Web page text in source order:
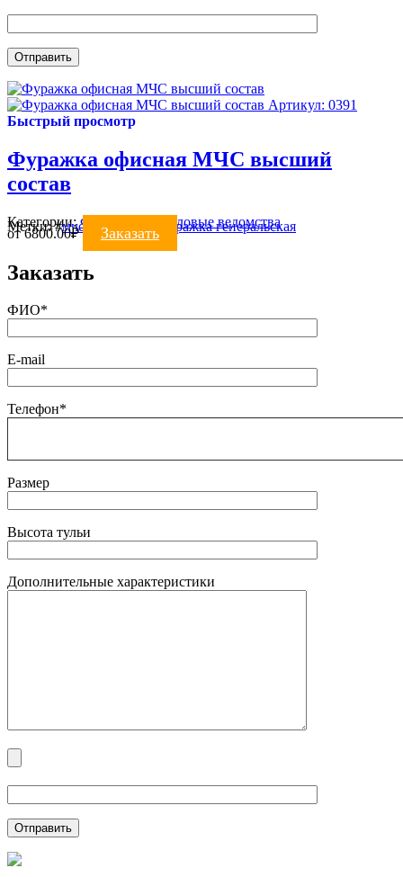
Артикул: 0391
Быстрый просмотр
Фуражка офисная МЧС высший
состав
Категории: ФУРАЖКИ Силовые ведомства
Метки:#мчс фуражка фуражка генеральская
от6800.00₽ Заказать
Заказать
ФИО*
E-mail
Телефон*
Размер
Высота тульи
Дополнительные характеристики